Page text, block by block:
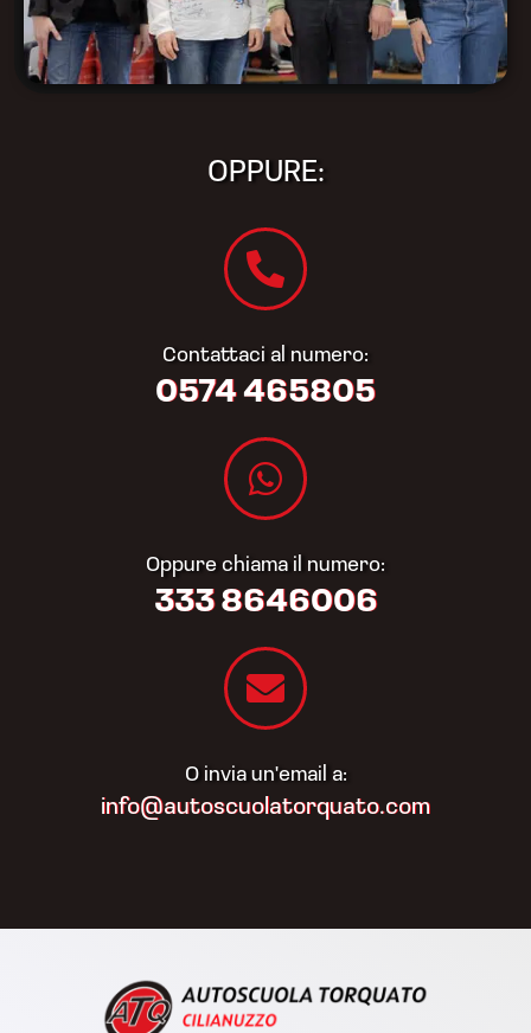
OPPURE:
Contattaci al numero:
0574 465805​
Oppure chiama il numero:
333 8646006
O invia un'email a:
info@autoscuolatorquato.com